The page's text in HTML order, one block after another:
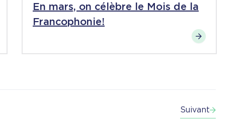
En mars, on célèbre le Mois de la
Francophonie!
Suivant